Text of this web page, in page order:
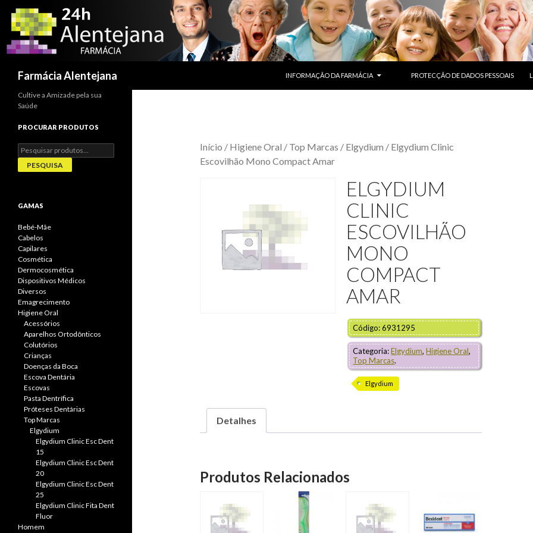
Farmácia Alentejana
INFORMAÇÃO DA FARMÁCIA
PROTECÇÃO DE DADOS PESSOAIS
Início / Higiene Oral / Top Marcas / Elgydium / Elgydium Clinic
Escovilhão Mono Compact Amar
ELGYDIUM
CLINIC
ESCOVILHÃO
MONO
COMPACT
AMAR
Código: 6931295
Categoria:Elgydium,Higiene Oral,
Top Marcas.
Elgydium
Detalhes
Produtos Relacionados
Cultive a Amizade pela sua
Saúde
PROCURAR PRODUTOS
Pesquisar
por:
PESQUISA
GAMAS
Bebé-Mãe
Cabelos
Capilares
Cosmética
Dermocosmética
Dispositivos Médicos
Diversos
Emagrecimento
Higiene Oral
Acessórios
Aparelhos Ortodônticos
Colutórios
Crianças
Doenças da Boca
Escova Dentária
Escovas
Pasta Dentrífica
Próteses Dentárias
Top Marcas
Elgydium
Elgydium Clinic Esc Dent
15
Elgydium Clinic Esc Dent
20
Elgydium Clinic Esc Dent
25
Elgydium Clinic Fita Dent
Fluor
Homem